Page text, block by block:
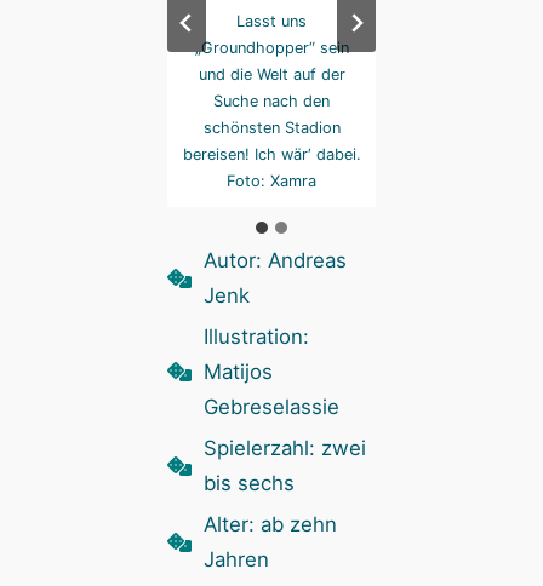
Lasst uns
„Groundhopper“ sein
und die Welt auf der
Suche nach den
schönsten Stadion
bereisen! Ich wär‘ dabei.
Foto: Xamra
Autor: Andreas
Jenk
Illustration:
Matijos
Gebreselassie
Spielerzahl: zwei
bis sechs
Alter: ab zehn
Jahren